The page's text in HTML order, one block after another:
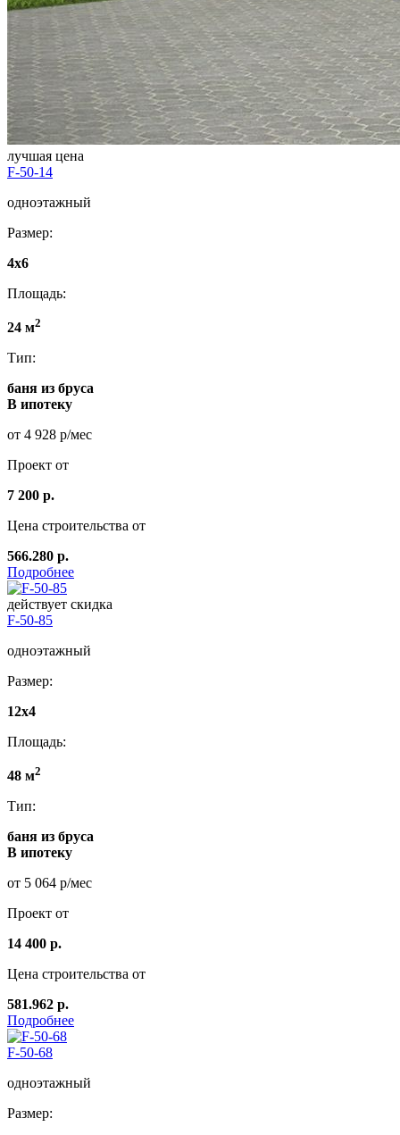
лучшая цена
F-50-14
одноэтажный
Размер:
4x6
Площадь:
24 м2
Тип:
баня из бруса
В ипотеку
от 4 928 р/мес
Проект от
7 200 р.
Цена строительства от
566.280 р.
Подробнее
действует скидка
F-50-85
одноэтажный
Размер:
12x4
Площадь:
48 м2
Тип:
баня из бруса
В ипотеку
от 5 064 р/мес
Проект от
14 400 р.
Цена строительства от
581.962 р.
Подробнее
F-50-68
одноэтажный
Размер: